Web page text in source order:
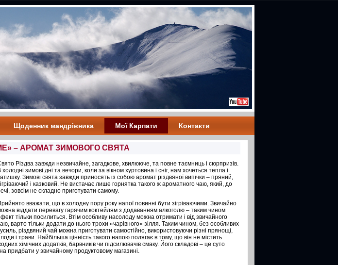
Щоденник мандрівника Мої Карпати Контакти
– АРОМАТ ЗИМОВОГО СВЯТА
Різдва завжди незвичайне, загадкове, хвилююче, та повне таємниць і сюрпризів.
холодні зимові дні та вечори, коли за вікном хуртовина і сніг, нам хочеться тепла і
Зимові свята завжди приносять із собою аромат різдвяної випічки – пряний,
і казковий. Не вистачає лише горнятка такого ж ароматного чаю, який, до
зовсім не складно приготувати самому.
вважати, що в холодну пору року напої повинні бути зігріваючими. Звичайно
віддати перевагу гарячим коктейлям з додаванням алкоголю – таким чином
тільки посилиться. Втім особливу насолоду можна отримати і від звичайного
варто тільки додати до нього трохи «чарівного» зілля. Таким чином, без особливих
різдвяний чай можна приготувати самостійно, використовуючи різні прянощі,
і трави. Найбільша цінність такого напою полягає в тому, що він не містить
хімічних додатків, барвників чи підсилювачів смаку. Його складові – це суто
придбати у звичайному продуктовому магазині.